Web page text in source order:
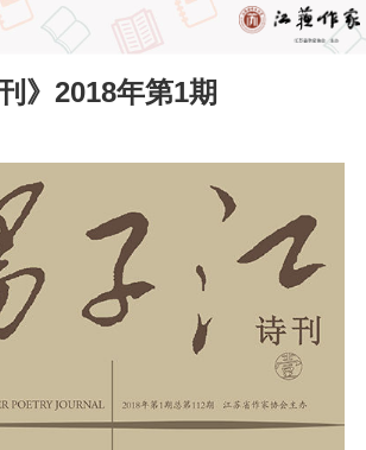
》2018年第1期